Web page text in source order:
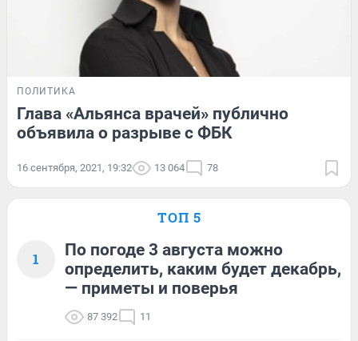
ПОЛИТИКА
Глава «Альянса врачей» публично
объявила о разрыве с ФБК
16 сентября, 2021, 19:32 13 064 78
ТОП 5
1
По погоде 3 августа можно
определить, каким будет декабрь,
— приметы и поверья
87 392 11